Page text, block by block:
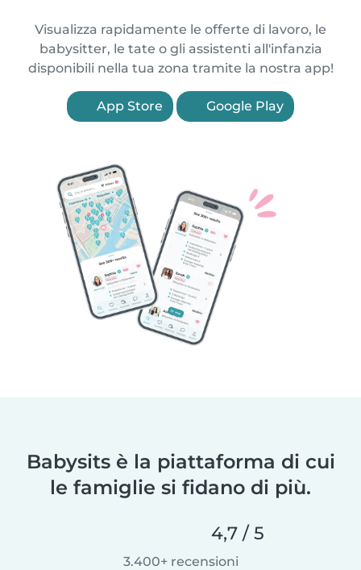
Visualizza rapidamente le offerte di lavoro, le
babysitter, le tate o gli assistenti all'infanzia
disponibili nella tua zona tramite la nostra app!
App Store Google Play
Babysits è la piattaforma di cui
le famiglie si fidano di più.
4,7 / 5
3.400+ recensioni